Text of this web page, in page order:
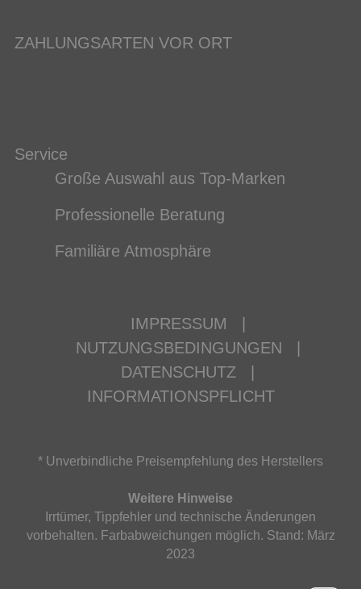
ZAHLUNGSARTEN VOR ORT
Service
Große Auswahl aus Top-Marken
Professionelle Beratung
Familiäre Atmosphäre
IMPRESSUM
NUTZUNGSBEDINGUNGEN
DATENSCHUTZ
INFORMATIONSPFLICHT
* Unverbindliche Preisempfehlung des Herstellers
Weitere Hinweise
Irrtümer, Tippfehler und technische Änderungen
vorbehalten. Farbabweichungen möglich. Stand: März
2023